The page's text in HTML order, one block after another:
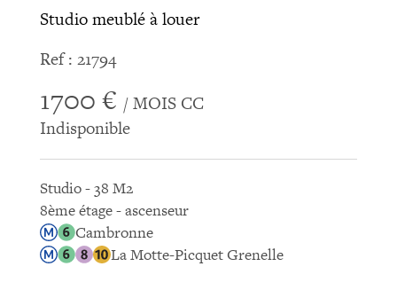
Studio meublé à louer
Ref : 21794
1700 € / MOIS CC
Indisponible
Studio - 38 M2
8ème étage - ascenseur
Cambronne
La Motte-Picquet Grenelle